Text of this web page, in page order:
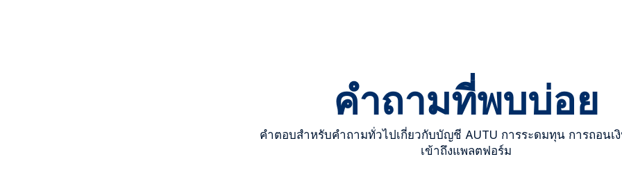
คำถามที่พบบ่อย
คำตอบสำหรับคำถามทั่วไปเกี่ยวกับบัญชี AUTU การระดมทุน การถอนเ
เข้าถึงแพลตฟอร์ม